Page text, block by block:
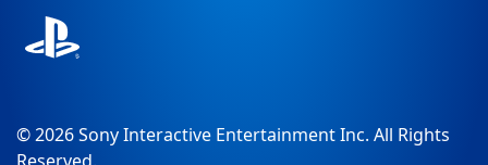
© 2026 Sony Interactive Entertainment Inc. All Rights
Reserved.